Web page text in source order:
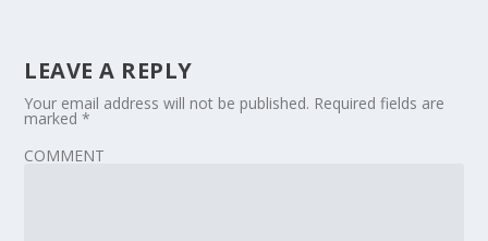
LEAVE A REPLY
Your email address will not be published. Required fields are
marked*
COMMENT